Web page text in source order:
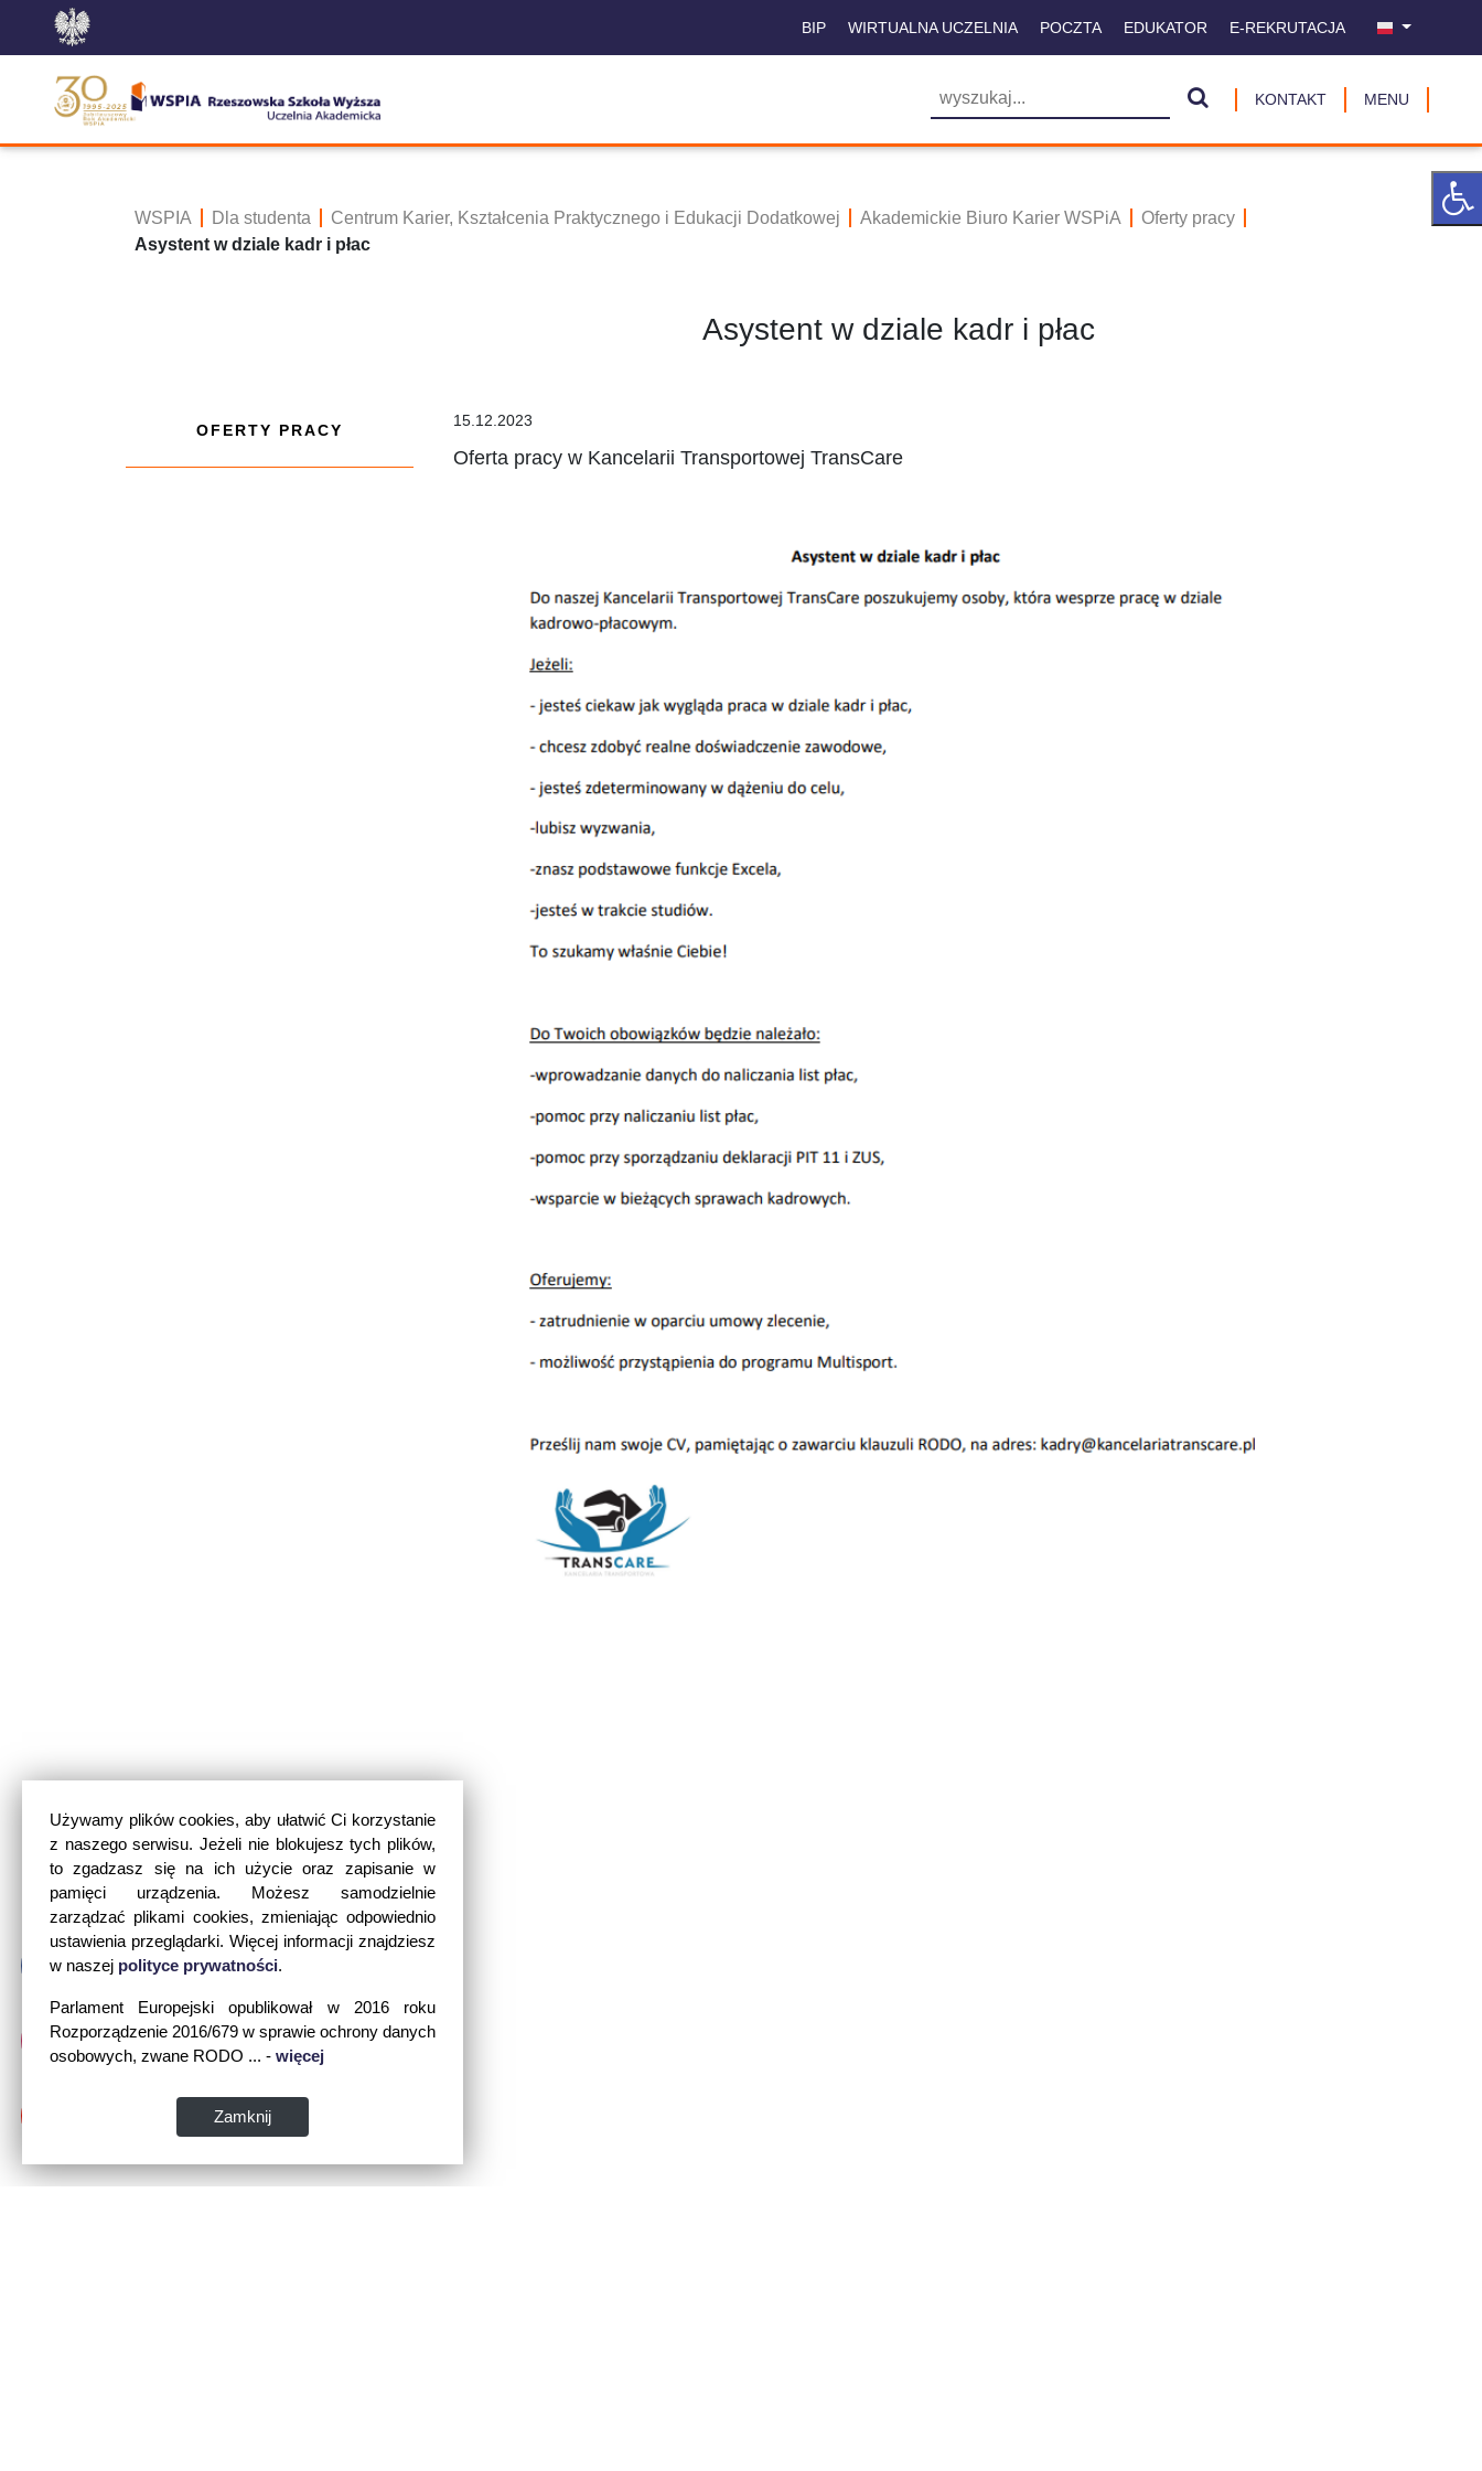
Używamy plików cookies, aby ułatwić Ci korzystanie
z naszego serwisu. Jeżeli nie blokujesz tych plików,
to zgadzasz się na ich użycie oraz zapisanie w
pamięci urządzenia. Możesz samodzielnie
zarządzać plikami cookies, zmieniając odpowiednio
ustawienia przeglądarki. Więcej informacji znajdziesz
w naszej polityce prywatności.
Parlament Europejski opublikował w 2016 roku
Rozporządzenie 2016/679 w sprawie ochrony danych
osobowych, zwane RODO ... - więcej
Zamknij
BIP WIRTUALNA UCZELNIA POCZTA EDUKATOR E-REKRUTACJA
KONTAKT MENU
WSPIA Dla studenta Centrum Karier, Kształcenia Praktycznego i Edukacji Dodatkowej Akademickie Biuro Karier WSPiA
Oferty pracy
Asystent w dziale kadr i płac
OFERTY PRACY
Asystent w dziale kadr i płac
15.12.2023
Oferta pracy w Kancelarii Transportowej TransCare